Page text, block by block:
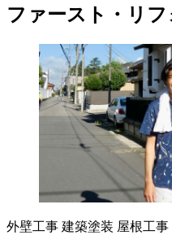
ファースト・リフ
外壁工事 建築塗装 屋根工事